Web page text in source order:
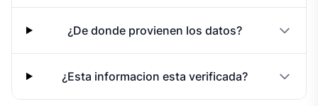
¿De donde provienen los datos?
¿Esta informacion esta verificada?